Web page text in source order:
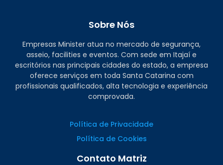
Sobre Nós
Empresas Minister atua no mercado de segurança,
asseio, facilities e eventos. Com sede em Itajaí e
escritórios nas principais cidades do estado, a empresa
oferece serviços em toda Santa Catarina com
profissionais qualificados, alta tecnologia e experiência
comprovada.
Política de Privacidade
Política de Cookies
Contato Matriz